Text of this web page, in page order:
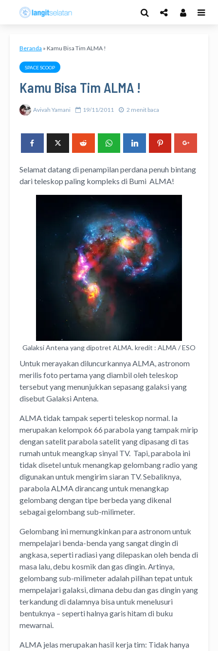
Beranda » Kamu Bisa Tim ALMA !
SPACE SCOOP
Kamu Bisa Tim ALMA !
Avivah Yamani 19/11/2011 2 menit baca
Selamat datang di penampilan perdana penuh bintang
dari teleskop paling kompleks di Bumi ALMA!
Galaksi Antena yang dipotret ALMA. kredit : ALMA / ESO
Untuk merayakan diluncurkannya ALMA, astronom
merilis foto pertama yang diambil oleh teleskop
tersebut yang menunjukkan sepasang galaksi yang
disebut Galaksi Antena.
ALMA tidak tampak seperti teleskop normal. Ia
merupakan kelompok 66 parabola yang tampak mirip
dengan satelit parabola satelit yang dipasang di tas
rumah untuk meangkap sinyal TV. Tapi, parabola ini
tidak disetel untuk menangkap gelombang radio yang
digunakan untuk mengirim siaran TV. Sebaliknya,
parabola ALMA dirancang untuk menangkap
gelombang dengan tipe berbeda yang dikenal
sebagai gelombang sub-milimeter.
Gelombang ini memungkinkan para astronom untuk
mempelajari benda-benda yang sangat dingin di
angkasa, seperti radiasi yang dilepaskan oleh benda di
masa lalu, debu kosmik dan gas dingin. Artinya,
gelombang sub-milimeter adalah pilihan tepat untuk
mempelajari galaksi, dimana debu dan gas dingin yang
terkandung di dalamnya bisa untuk menelusuri
bentuknya – seperti halnya garis hitam di buku
mewarnai.
ALMA jelas merupakan hasil kerja tim: Tidak hanya